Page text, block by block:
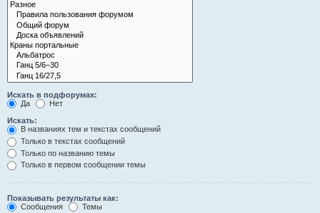
Искать в подфорумах:
Да
Нет
Искать:
В названиях тем и текстах сообщений
Только в текстах сообщений
Только по названию темы
Только в первом сообщении темы
Показывать результаты как:
Сообщения
Темы